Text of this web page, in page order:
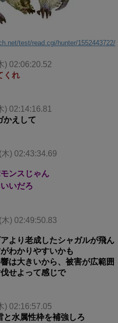
test/read.cgi/hunter/1552443722/
) 02:06:20.52
くれ
) 02:14:16.81
かえして
) 02:43:34.69
ンスじゃん
いだろ
) 02:49:50.83
より老成したシャガルが飛ん
わかりやすいかも
は大きいから、被害が広範囲
せよって感じで
) 02:16:57.05
と水属性枠を補強しろ